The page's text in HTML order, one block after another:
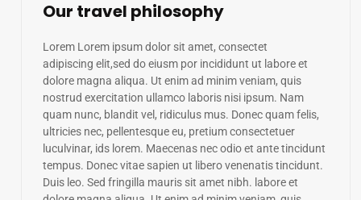
Our travel philosophy
Lorem Lorem ipsum dolor sit amet, consectet
adipiscing elit,sed do eiusm por incididunt ut labore et
dolore magna aliqua. Ut enim ad minim veniam, quis
nostrud exercitation ullamco laboris nisi ipsum. Nam
quam nunc, blandit vel, ridiculus mus. Donec quam felis,
ultricies nec, pellentesque eu, pretium consectetuer
luculvinar, ids lorem. Maecenas nec odio et ante tincidunt
tempus. Donec vitae sapien ut libero venenatis tincidunt.
Duis leo. Sed fringilla mauris sit amet nibh. labore et